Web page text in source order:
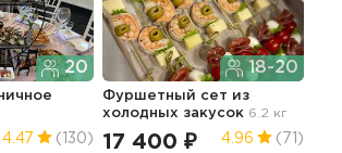
20
4.47 (130)
18-20
Фуршетный сет из
холодных закусок 6.2 кг
17 400 ₽ 4.96 (71)